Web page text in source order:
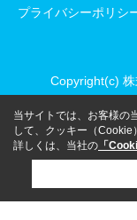
プライバシーポリシ
Copyright(c)
当サイトでは、お客様の
して、クッキー（Cookie
詳しくは、当社の 「